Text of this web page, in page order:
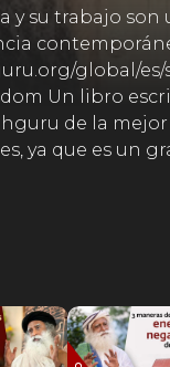
y su trabajo
global/
Un libro
de la
ya que es un